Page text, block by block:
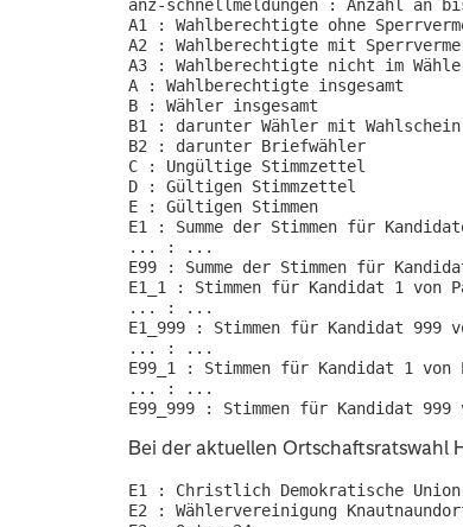
anz-schnellmeldungen : Anzahl an
A1 : Wahlberechtigte ohne
A2 : Wahlberechtigte mit
A3 : Wahlberechtigte nicht im
A : Wahlberechtigte insgesamt
B : Wähler insgesamt
B1 : darunter Wähler mit Wahlschein
B2 : darunter Briefwähler
C : Ungültige Stimmzettel
D : Gültigen Stimmzettel
E : Gültigen Stimmen
E1 : Summe der Stimmen für
... : ...
E99 : Summe der Stimmen für
E1_1 : Stimmen für Kandidat 1 von
... : ...
E1_999 : Stimmen für Kandidat 999
... : ...
E99_1 : Stimmen für Kandidat 1
... : ...
Bei der aktuellen
E1 : Christlich Demokratische Union
E2 : Wählervereinigung